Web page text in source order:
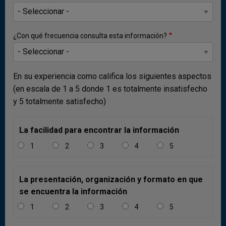
b) Cuenta financiera
Las entradas netas de capital de USD 1.835 m (1,7 %
del PIB) registradas en la cuenta financiera durante el
primer trimestre de 2025 mostraron una reducción en
USD 204 m con relación al trimestre inmediatamente
de activos externos de cartera y la reducción de los
flujos de inversión extranjera directa, lo cual fue
Comparado con el primer trimestre del 2024, la cuenta
financiera del primer trimestre del 2025 presentó
¿Con qué frecuencia consulta esta información?
En su experiencia como califica los siguientes aspectos
(en escala de 1 a 5 donde 1 es totalmente insatisfecho
y 5 totalmente satisfecho)
La facilidad para encontrar la información
1 2 3 4 5
La presentación, organización y formato en que
se encuentra la información
1 2 3 4 5